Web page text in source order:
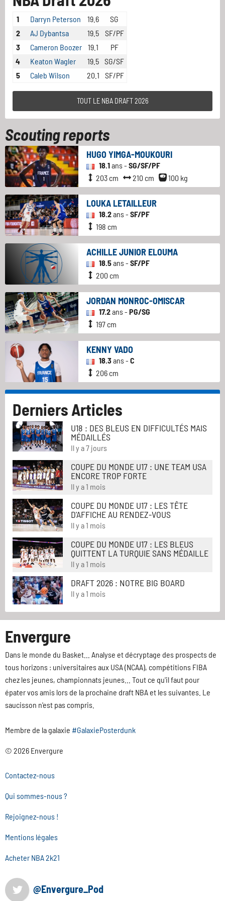
1 Darryn Peterson 19.6
SG
2
AJ Dybantsa 19.5
SF/PF
3
Cameron Boozer 19.1
PF
4
Keaton Wagler 19.5 SG/SF
5
Caleb Wilson 20.1 SF/PF
TOUT LE NBA DRAFT 2026
Scouting reports
HUGO YIMGA-MOUKOURI
18.1ans - SG/SF/PF
203 cm
210 cm 100 kg
LOUKA LETAILLEUR
18.2ans - SF/PF
198 cm
ACHILLE JUNIOR ELOUMA
18.5ans - SF/PF
200 cm
JORDAN MONROC-OMISCAR
17.2ans - PG/SG
197 cm
KENNY VADO
18.3ans - C
206 cm
Derniers Articles
U18 : DES BLEUS EN DIFFICULTÉS MAIS
MÉDAILLÉS
Il y a 7 jours
COUPE DU MONDE U17 : UNE TEAM USA
ENCORE TROP FORTE
Il y a 1 mois
COUPE DU MONDE U17 : LES TÊTE
D'AFFICHE AU RENDEZ-VOUS
Il y a 1 mois
COUPE DU MONDE U17 : LES BLEUS
QUITTENT LA TURQUIE SANS MÉDAILLE
Il y a 1 mois
DRAFT 2026 : NOTRE BIG BOARD
Il y a 1 mois
Envergure
Dans le monde du Basket... Analyse et décryptage des prospects de
tous horizons : universitaires aux USA (NCAA), compétitions FIBA
chez les jeunes, championnats jeunes... Tout ce qu'il faut pour
épater vos amis lors de la prochaine draft NBA et les suivantes. Le
saucisson n'est pas compris.
Membre de la galaxie #GalaxiePosterdunk
© 2026 Envergure
Contactez-nous
Qui sommes-nous ?
Rejoignez-nous !
Mentions légales
Acheter NBA 2k21
@Envergure_Pod